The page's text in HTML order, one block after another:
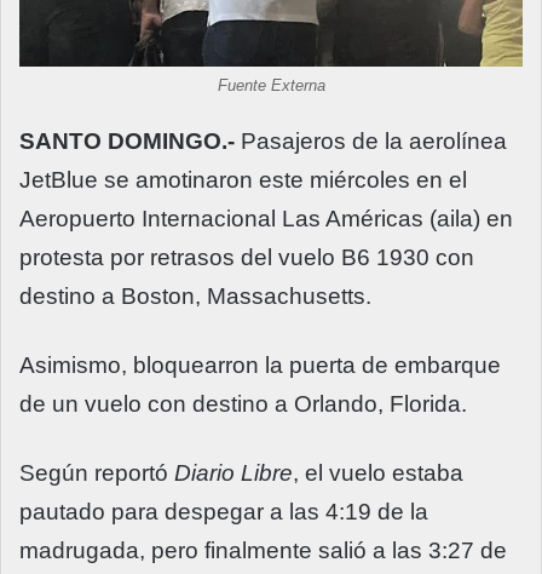
Fuente Externa
SANTO DOMINGO.- Pasajeros de la aerolínea
JetBlue se amotinaron este miércoles en el
Aeropuerto Internacional Las Américas (aila) en
protesta por retrasos del vuelo B6 1930 con
destino a Boston, Massachusetts.
Asimismo, bloquearron la puerta de embarque
de un vuelo con destino a Orlando, Florida.
Según reportó Diario Libre, el vuelo estaba
pautado para despegar a las 4:19 de la
madrugada, pero finalmente salió a las 3:27 de